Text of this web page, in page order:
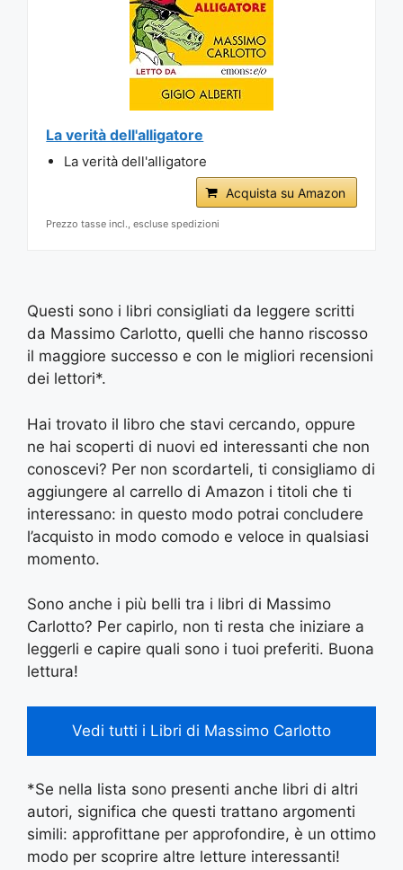
La verità dell'alligatore
La verità dell'alligatore
Acquista su Amazon
Prezzo tasse incl., escluse spedizioni
Questi sono i libri consigliati da leggere scritti
da Massimo Carlotto, quelli che hanno riscosso
il maggiore successo e con le migliori recensioni
dei lettori*.
Hai trovato il libro che stavi cercando, oppure
ne hai scoperti di nuovi ed interessanti che non
conoscevi? Per non scordarteli, ti consigliamo di
aggiungere al carrello di Amazon i titoli che ti
interessano: in questo modo potrai concludere
l’acquisto in modo comodo e veloce in qualsiasi
momento.
Sono anche i più belli tra i libri di Massimo
Carlotto? Per capirlo, non ti resta che iniziare a
leggerli e capire quali sono i tuoi preferiti. Buona
lettura!
Vedi tutti i Libri di Massimo Carlotto
*Se nella lista sono presenti anche libri di altri
autori, significa che questi trattano argomenti
simili: approfittane per approfondire, è un ottimo
modo per scoprire altre letture interessanti!